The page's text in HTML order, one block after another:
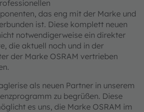
das eng mit der Marke und
ist. Diese komplett neuen
notwendigerweise ein direkter
die aktuell noch und in der
der Marke OSRAM vertrieben
als neuen Partner in unserem
zu begrüßen. Diese
es uns, die Marke OSRAM im